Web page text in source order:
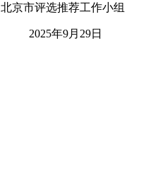
北京市评选推荐工作小组
2025年9月29日